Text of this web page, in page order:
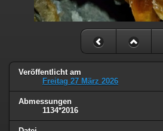
Veröffentlicht am
Freitag 27 März 2026
Abmessungen
1134*2016